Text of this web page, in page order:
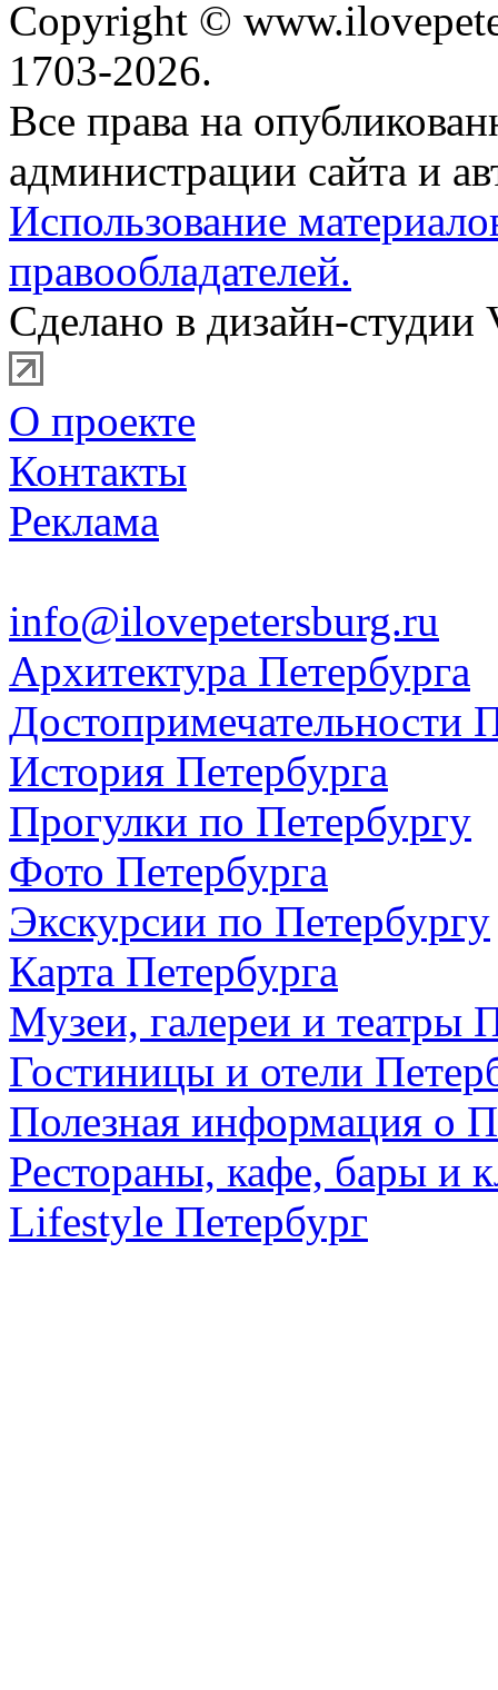
Copyright ©
1703-2026.
Все права на
администрации сайта и
Использование
правообладателей.
Сделано в дизайн-студии
О проекте
Контакты
Реклама
info@ilovepetersburg.ru
Архитектура Петербурга
Достопримечательности
История Петербурга
Прогулки по Петербургу
Фото Петербурга
Экскурсии по Петербургу
Карта Петербурга
Музеи, галереи и театры
Гостиницы и отели
Полезная информация о
Рестораны, кафе, бары и
Lifestyle Петербург